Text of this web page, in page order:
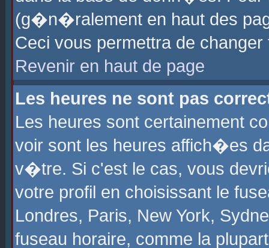
(g�n�ralement en haut des
Ceci vous permettra de
Revenir en haut de page
Les heures ne sont pas
Les heures sont certainement
voir sont les heures affich�es
v�tre. Si c'est le cas, vous
votre profil en choisissant le
Londres, Paris, New York,
fuseau horaire, comme la